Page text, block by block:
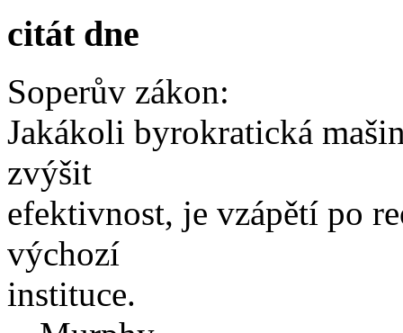
citát dne
Soperův zákon:
Jakákoli byrokratická
zvýšit
efektivnost, je vzápětí po
výchozí
instituce.